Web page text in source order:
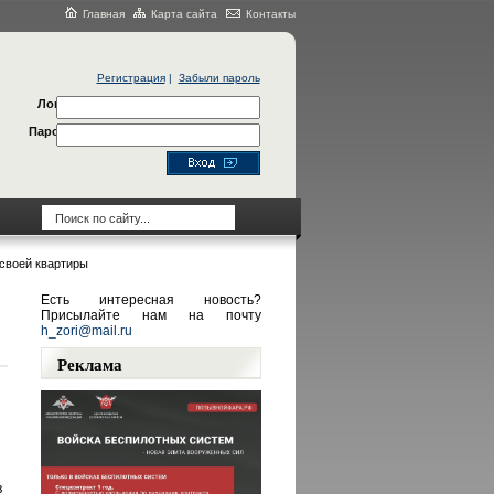
Главная Карта сайта Контакты
Регистрация| Забыли пароль
Логин
Пароль
квартиры
Есть интересная новость?
Присылайте нам на почту
h_zori@mail.ru
Реклама